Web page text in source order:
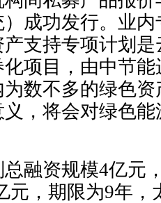
成功发行。业
支持专项计划
项目，由中节
数不多的绿色
义，将会对绿色
资规模4亿元
元，期限为9年，